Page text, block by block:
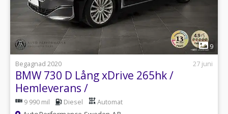
9
Begagnad 2020
27 juni
BMW 730 D Lång xDrive 265hk /
Hemleverans /
9 990 mil Diesel Automat